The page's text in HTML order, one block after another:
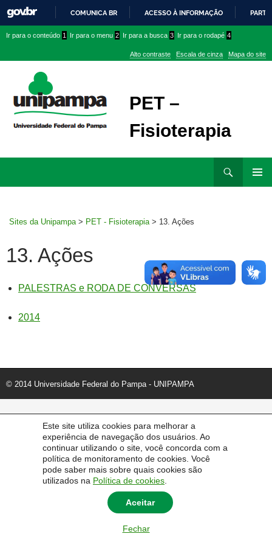
Este site utiliza cookies para melhorar a
experiência de navegação dos usuários. Ao
continuar utilizando o site, você concorda com a
política de monitoramento de cookies. Você
pode saber mais sobre quais cookies são
utilizados na Política de cookies
Aceitar
Fechar
PARA
CONTEÚDO
COMUNICA BR ACESSO À INFORMAÇÃO
conteúdo
menu
superior
menu
Ir para o conteúdo 1 Ir para o menu 2 Ir para a busca 3 Ir para o rodapé 4
Alto contraste Escala de cinza Mapa do site
PET –
Fisioterapia
Sites da Unipampa > PET - Fisioterapia > 13. Ações
13. Ações
PALESTRAS e RODA DE CONVERSAS
2014
© 2014 Universidade Federal do Pampa - UNIPAMPA